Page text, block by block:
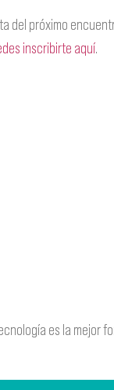
del próximo
inscribirte aquí.
es la mejor